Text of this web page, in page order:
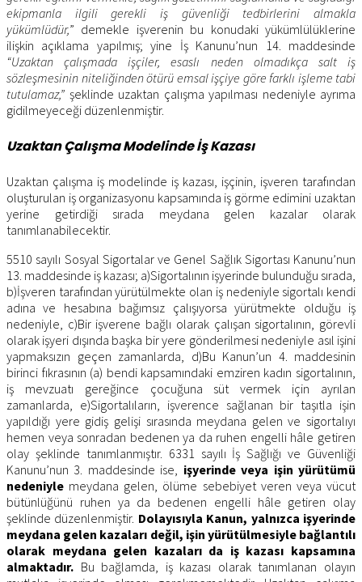
ekipmanla ilgili gerekli iş güvenliği tedbirlerini almakla
yükümlüdür,” demekle işverenin bu konudaki yükümlülüklerine
ilişkin açıklama yapılmış; yine İş Kanunu’nun 14. maddesinde
“Uzaktan çalışmada işçiler, esaslı neden olmadıkça salt iş
sözleşmesinin niteliğinden ötürü emsal işçiye göre farklı işleme tabi
tutulamaz,” şeklinde uzaktan çalışma yapılması nedeniyle ayrıma
gidilmeyeceği düzenlenmiştir.
Uzaktan Çalışma Modelinde İş Kazası
Uzaktan çalışma iş modelinde iş kazası, işçinin, işveren tarafından
oluşturulan iş organizasyonu kapsamında iş görme edimini uzaktan
yerine getirdiği sırada meydana gelen kazalar olarak
tanımlanabilecektir.
5510 sayılı Sosyal Sigortalar ve Genel Sağlık Sigortası Kanunu’nun
13. maddesinde iş kazası; a)Sigortalının işyerinde bulunduğu sırada,
b)İşveren tarafından yürütülmekte olan iş nedeniyle sigortalı kendi
adına ve hesabına bağımsız çalışıyorsa yürütmekte olduğu iş
nedeniyle, c)Bir işverene bağlı olarak çalışan sigortalının, görevli
olarak işyeri dışında başka bir yere gönderilmesi nedeniyle asıl işini
yapmaksızın geçen zamanlarda, d)Bu Kanun’un 4. maddesinin
birinci fıkrasının (a) bendi kapsamındaki emziren kadın sigortalının,
iş mevzuatı gereğince çocuğuna süt vermek için ayrılan
zamanlarda, e)Sigortalıların, işverence sağlanan bir taşıtla işin
yapıldığı yere gidiş gelişi sırasında meydana gelen ve sigortalıyı
hemen veya sonradan bedenen ya da ruhen engelli hâle getiren
olay şeklinde tanımlanmıştır. 6331 sayılı İş Sağlığı ve Güvenliği
Kanunu’nun 3. maddesinde ise, işyerinde veya işin yürütümü
nedeniyle meydana gelen, ölüme sebebiyet veren veya vücut
bütünlüğünü ruhen ya da bedenen engelli hâle getiren olay
şeklinde düzenlenmiştir. Dolayısıyla Kanun, yalnızca işyerinde
meydana gelen kazaları değil, işin yürütülmesiyle bağlantılı
olarak meydana gelen kazaları da iş kazası kapsamına
almaktadır. Bu bağlamda, iş kazası olarak tanımlanan olayın